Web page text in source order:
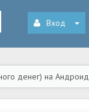
Вход
денег) на Андроид